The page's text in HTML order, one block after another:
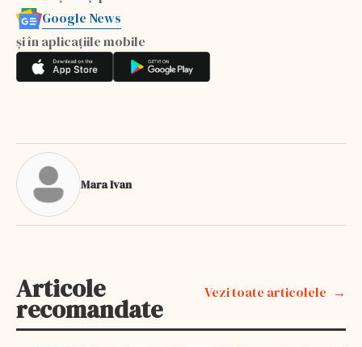
Google News
și în aplicațiile mobile
Mara Ivan
Articole
recomandate
Vezi toate articolele